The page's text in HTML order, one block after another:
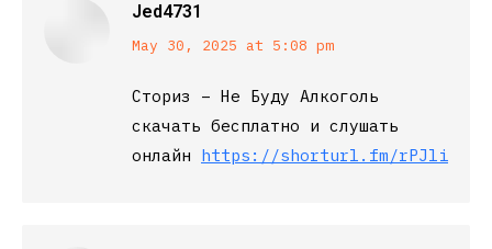
Jed4731
says:
May 30, 2025 at 5:08 pm
Сториз – Не Буду Алкоголь
скачать бесплатно и слушать
онлайн https://shorturl.fm/rPJli